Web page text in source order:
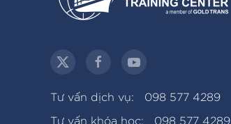
Tư vấn dịch vụ:
098 577 4289
Tư vấn khóa học:
098 577 4289